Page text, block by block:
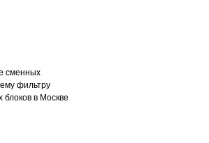
сменных
фильтру
в Москве